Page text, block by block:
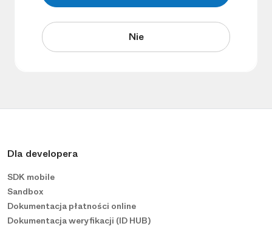
Nie
Dla developera
SDK mobile
Sandbox
Dokumentacja płatności online
Dokumentacja weryfikacji (ID HUB)